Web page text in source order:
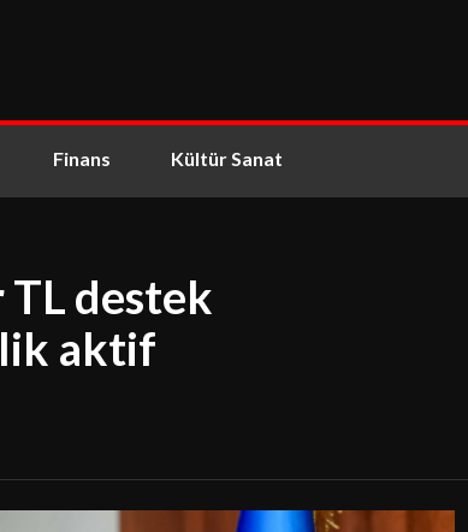
Finans Kültür Sanat
destek
aktif